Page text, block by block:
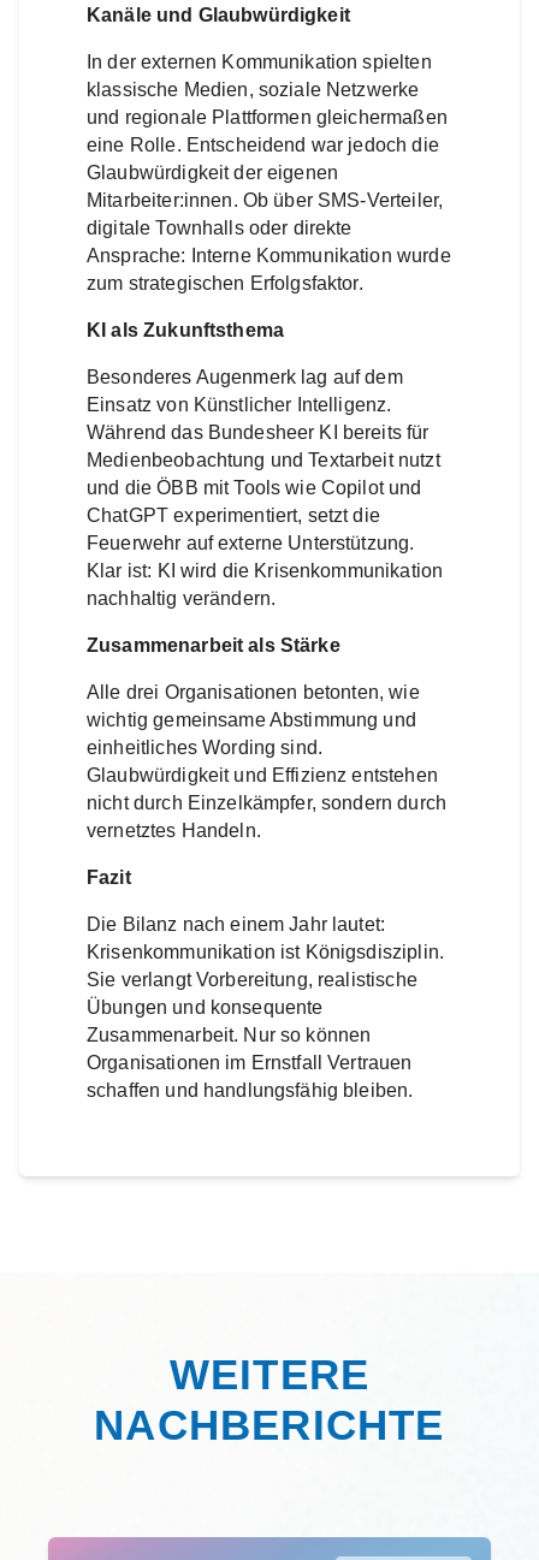
Kanäle und Glaubwürdigkeit
In der externen Kommunikation spielten
klassische Medien, soziale Netzwerke
und regionale Plattformen gleichermaßen
eine Rolle. Entscheidend war jedoch die
Glaubwürdigkeit der eigenen
Mitarbeiter:innen. Ob über SMS-Verteiler,
digitale Townhalls oder direkte
Ansprache: Interne Kommunikation wurde
zum strategischen Erfolgsfaktor.
KI als Zukunftsthema
Besonderes Augenmerk lag auf dem
Einsatz von Künstlicher Intelligenz.
Während das Bundesheer KI bereits für
Medienbeobachtung und Textarbeit nutzt
und die ÖBB mit Tools wie Copilot und
ChatGPT experimentiert, setzt die
Feuerwehr auf externe Unterstützung.
Klar ist: KI wird die Krisenkommunikation
nachhaltig verändern.
Zusammenarbeit als Stärke
Alle drei Organisationen betonten, wie
wichtig gemeinsame Abstimmung und
einheitliches Wording sind.
Glaubwürdigkeit und Effizienz entstehen
nicht durch Einzelkämpfer, sondern durch
vernetztes Handeln.
Fazit
Die Bilanz nach einem Jahr lautet:
Krisenkommunikation ist Königsdisziplin.
Sie verlangt Vorbereitung, realistische
Übungen und konsequente
Zusammenarbeit. Nur so können
Organisationen im Ernstfall Vertrauen
schaffen und handlungsfähig bleiben.
WEITERE
NACHBERICHTE